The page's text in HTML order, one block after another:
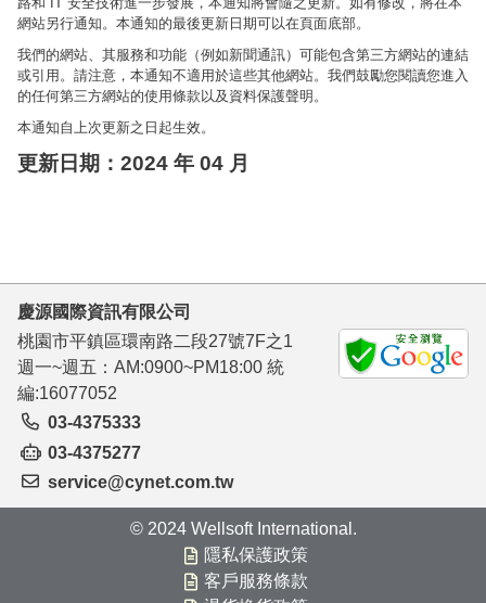
網站另行通知。本通知的最後更新日期可以在頁面底部。
我們的網站、其服務和功能（例如新聞通訊）可能包含第三方網站的連結
或引用。請注意，本通知不適用於這些其他網站。我們鼓勵您閱讀您進入
的任何第三方網站的使用條款以及資料保護聲明。
本通知自上次更新之日起生效。
更新日期：2024 年 04 月
慶源國際資訊有限公司
桃園市平鎮區環南路二段27號7F之1
週一~週五：AM:0900~PM18:00 統
編:16077052
03-4375333
03-4375277
service@cynet.com.tw
© 2024 Wellsoft International.
隱私保護政策
客戶服務條款